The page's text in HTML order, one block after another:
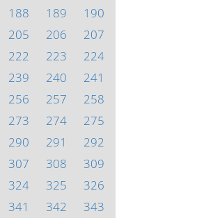
188 189
190
205 206
207
222 223
224
239 240
241
256 257
258
273 274
275
290 291
292
307 308
309
324 325
326
341 342 343